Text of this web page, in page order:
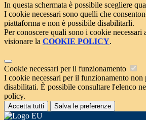
In questa schermata è possibile scegliere
I cookie necessari sono quelli che
piattaforma e non è possibile disabilitarli.
Per conoscere quali sono i cookie necessari
visionare la COOKIE POLICY.
Cookie necessari per il funzionamento
I cookie necessari per il funzionamento non
disabilitati. È possibile consultare l'elenco
policy.
Accetta tutti Salva le preferenze